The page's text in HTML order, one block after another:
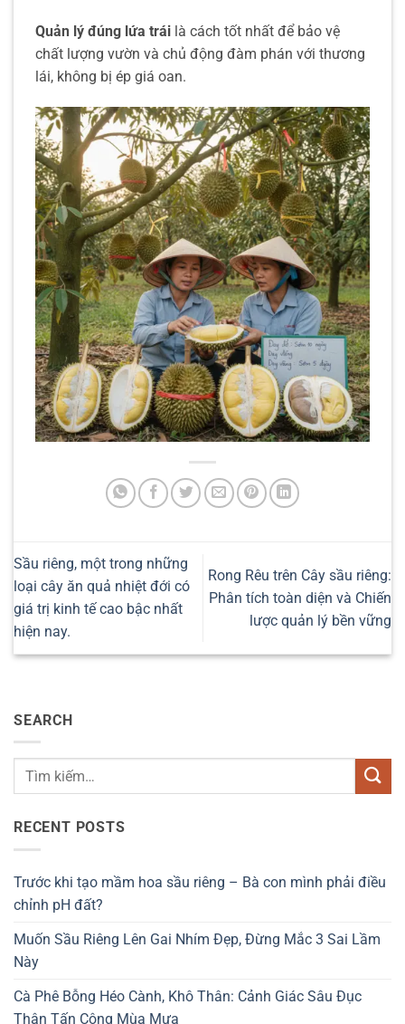
Quản lý đúng lứa trái là cách tốt nhất để bảo vệ
chất lượng vườn và chủ động đàm phán với thương
lái, không bị ép giá oan.
Sầu riêng, một trong những
loại cây ăn quả nhiệt đới có
giá trị kinh tế cao bậc nhất
hiện nay.
Rong Rêu trên Cây sầu riêng:
Phân tích toàn diện và Chiến
lược quản lý bền vững
SEARCH
RECENT POSTS
Trước khi tạo mầm hoa sầu riêng – Bà con mình phải điều
chỉnh pH đất?
Muốn Sầu Riêng Lên Gai Nhím Đẹp, Đừng Mắc 3 Sai Lầm
Này
Cà Phê Bỗng Héo Cành, Khô Thân: Cảnh Giác Sâu Đục
Thân Tấn Công Mùa Mưa